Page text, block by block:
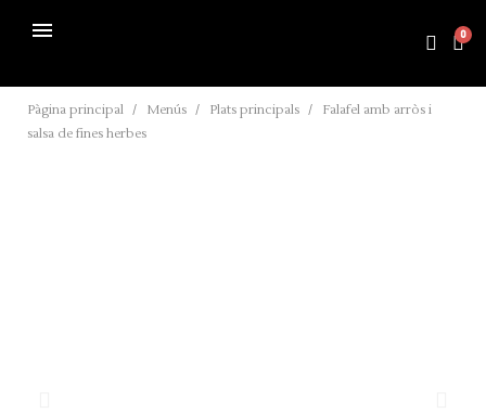
Pàgina principal Menús Plats principals
Falafel amb arròs i
salsa de fines herbes